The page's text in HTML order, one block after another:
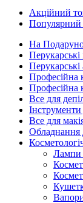
Акційний
Популярний
На
Перукарські
Перукарські
Професійна
Професійна
Все для
Все для
Обладнання
Лампи